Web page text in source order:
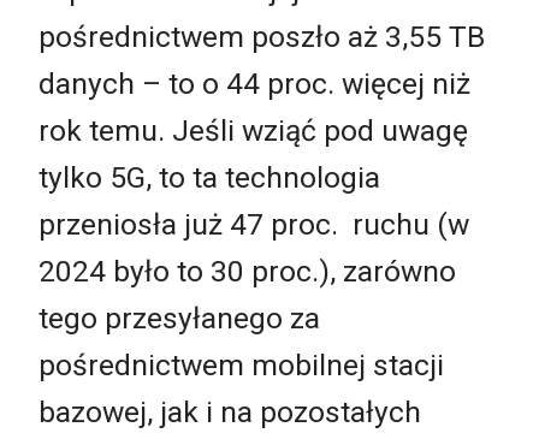
pośrednictwem poszło aż 3,55 TB
danych – to o 44 proc. więcej niż
rok temu. Jeśli wziąć pod uwagę
tylko 5G, to ta technologia
przeniosła już 47 proc. ruchu (w
2024 było to 30 proc.), zarówno
tego przesyłanego za
pośrednictwem mobilnej stacji
bazowej, jak i na pozostałych